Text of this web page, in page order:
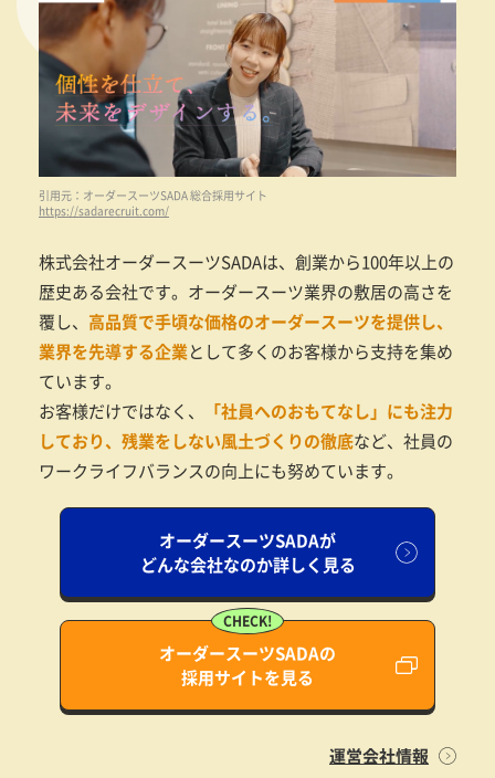
引用元：オーダースーツSADA 総合採用サイト
https://sadarecruit.com/
株式会社オーダースーツSADAは、創業から100年以上の
歴史ある会社です。オーダースーツ業界の敷居の高さを
覆し、 高品質で手頃な価格のオーダースーツを提供し、
業界を先導する企業として多くのお客様から支持を集め
ています。
お客様だけではなく、
「社員へのおもてなし」にも注力
しており、残業をしない風土づくりの徹底など、社員の
ワークライフバランスの向上にも努めています。
オーダースーツSADAが
どんな会社なのか詳しく見る
オーダースーツSADAの
採用サイトを見る
運営会社情報